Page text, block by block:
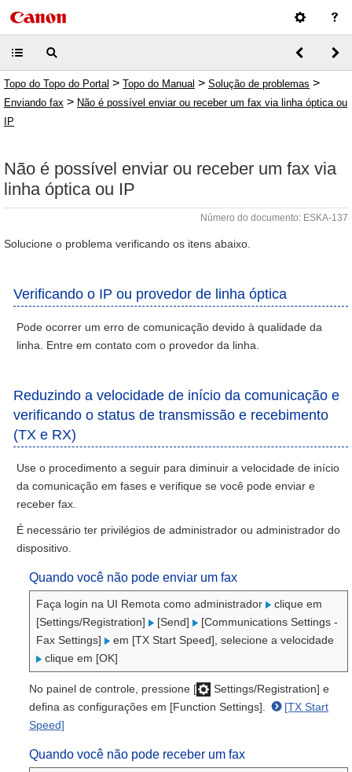
Topo do Topo do Portal > Topo do Manual > Solução de problemas >
Enviando fax > Não é possível enviar ou receber um fax via linha óptica ou
IP
Não é possível enviar ou receber um fax via
linha óptica ou IP
Número do documento: ESKA-137
Solucione o problema verificando os itens abaixo.
Verificando o IP ou provedor de linha óptica
Pode ocorrer um erro de comunicação devido à qualidade da
linha. Entre em contato com o provedor da linha.
Reduzindo a velocidade de início da comunicação e
verificando o status de transmissão e recebimento
(TX e RX)
Use o procedimento a seguir para diminuir a velocidade de início
da comunicação em fases e verifique se você pode enviar e
receber fax.
É necessário ter privilégios de administrador ou administrador do
dispositivo.
Quando você não pode enviar um fax
Faça login na UI Remota como administrador
clique em
[Settings/Registration]
[Send]
[Communications Settings -
Fax Settings]
em [TX Start Speed], selecione a velocidade
clique em [OK]
No painel de controle, pressione [
Settings/Registration] e
defina as configurações em [Function Settings].
[TX Start
Speed]
Quando você não pode receber um fax